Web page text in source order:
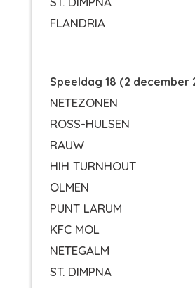
FLANDRIA
Speeldag 18 (2 december
NETEZONEN
ROSS-HULSEN
RAUW
HIH TURNHOUT
OLMEN
PUNT LARUM
KFC MOL
NETEGALM
ST. DIMPNA